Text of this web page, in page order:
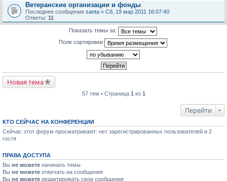
Ветеранские организации и фонды
Последнее сообщение santa « Сб, 19 мар 2011 16:07:40
Ответы: 11
Показать темы за:
Поле сортировки
Новая тема
57 тем • Страница 1 из 1
Перейти
КТО СЕЙЧАС НА КОНФЕРЕНЦИИ
Сейчас этот форум просматривают: нет зарегистрированных пользователей и 2
гостя
ПРАВА ДОСТУПА
Вы не можете начинать темы
Вы не можете отвечать на сообщения
Вы не можете редактировать свои сообщения